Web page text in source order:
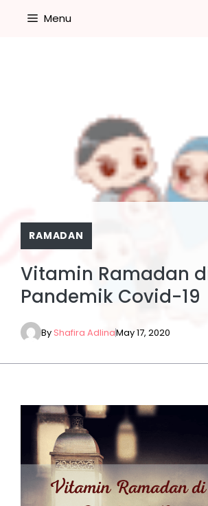
Menu
RAMADAN
Vitamin Ramadan
Pandemik Covid-19
By Shafira AdlinaMay 17, 2020